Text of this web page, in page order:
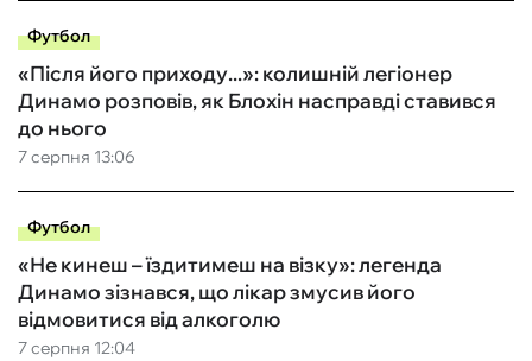
Футбол
7 серпня 13:06
«Після його приходу...»: колишній легіонер
Динамо розповів, як Блохін насправді ставився
до нього
Футбол
7 серпня 12:04
«Не кинеш – їздитимеш на візку»: легенда
Динамо зізнався, що лікар змусив його
відмовитися від алкоголю